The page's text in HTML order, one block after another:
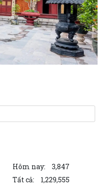
Hôm nay:
3,847
Tất cả: 1,229,555